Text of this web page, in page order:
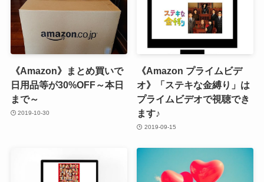
《Amazon》まとめ買いで
日用品等が30%OFF～本日
まで～
2019-10-30
《Amazon プライムビデ
オ》「ステキな金縛り」は
プライムビデオで視聴でき
ます♪
2019-09-15